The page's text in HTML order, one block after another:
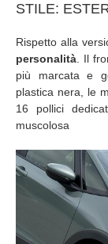
STILE:
Rispetto alla
personalità. Il
più marcata e
plastica nera, le
16 pollici
muscolosa